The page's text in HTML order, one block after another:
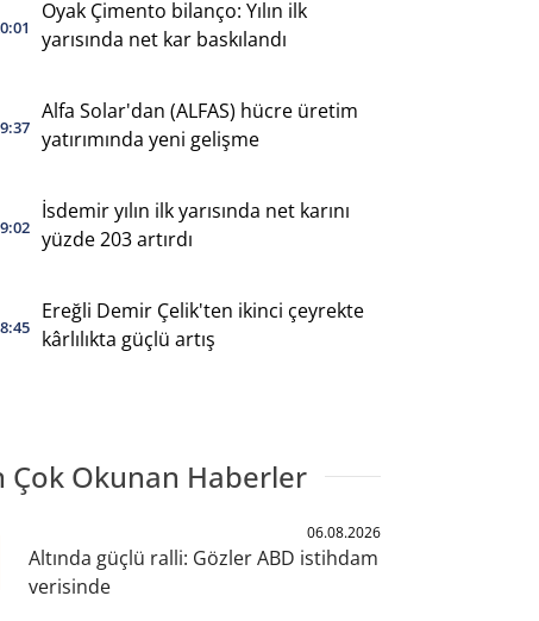
Oyak Çimento bilanço: Yılın ilk
yarısında net kar baskılandı
Alfa Solar'dan (ALFAS) hücre üretim
yatırımında yeni gelişme
İsdemir yılın ilk yarısında net karını
yüzde 203 artırdı
Ereğli Demir Çelik'ten ikinci çeyrekte
kârlılıkta güçlü artış
Çok Okunan Haberler
06.08.2026
Altında güçlü ralli: Gözler ABD istihdam
verisinde